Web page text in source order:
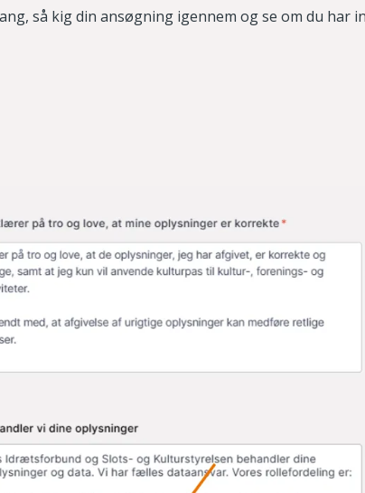
så kig din ansøgning igennem og se om du har